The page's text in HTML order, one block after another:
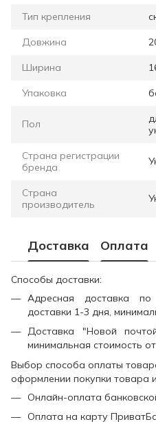
Тип крепления
Довжина
Ширина
Упаковка
Пол
Страна регистрации
бренда
Страна
производитель
Доставка Оплата
Способы доставки:
Адресная доставка
доставки 1-3 дня,
Доставка "Новой
минимальная стоимость
Выбор способа оплаты
оформлении покупки товара
Онлайн-оплата
Оплата на карту